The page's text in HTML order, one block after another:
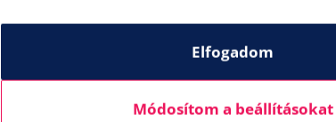
Yogasecrets Akadémián
sikeresen elvégzett.
dinamikus elemeket
hiánypótló programot:
témakörökben,
Elfogadom
Módosítom a beállításokat